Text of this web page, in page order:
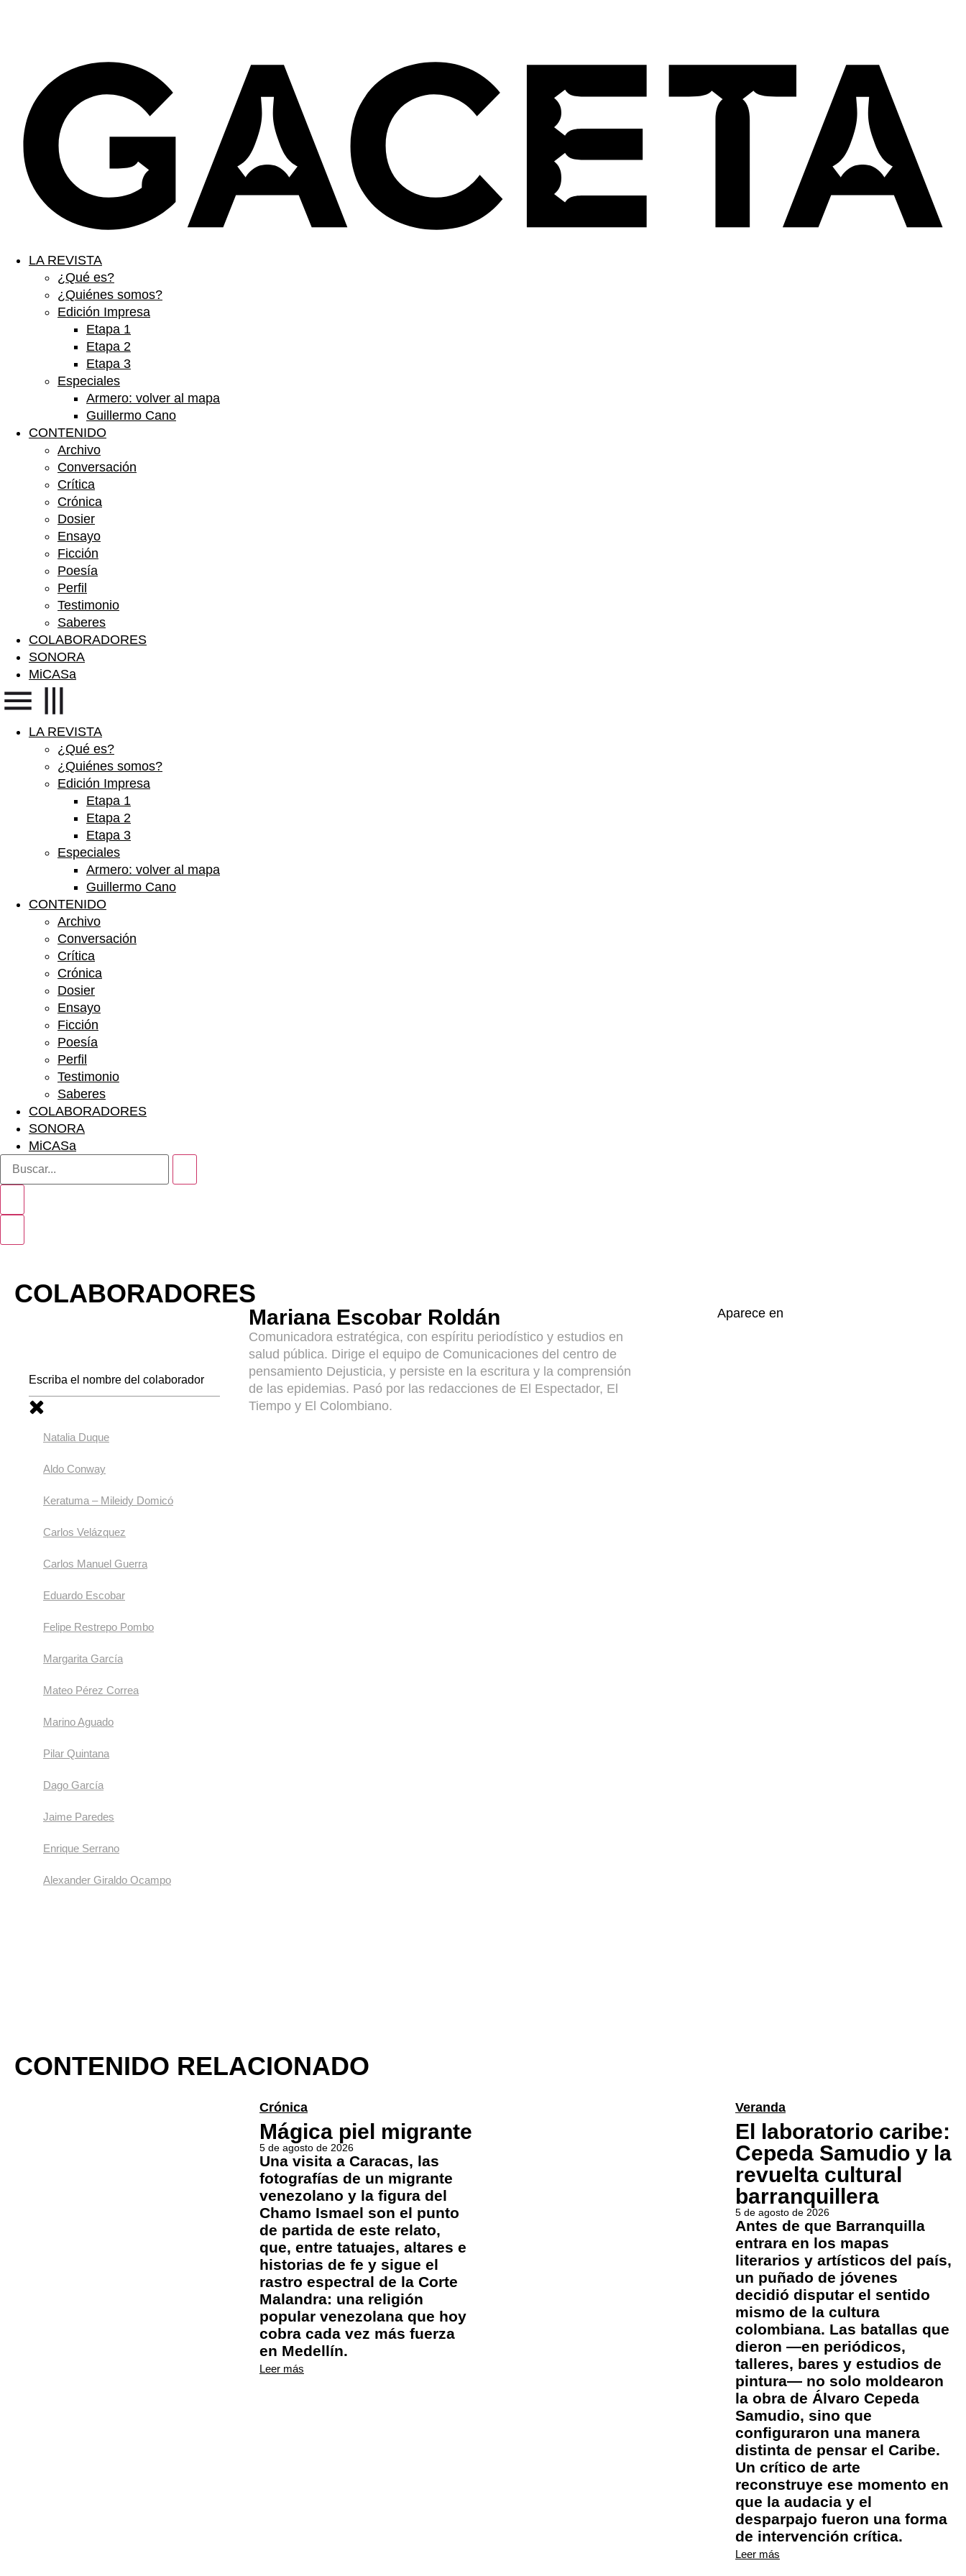
LA REVISTA
¿Qué es?
¿Quiénes somos?
Edición Impresa
Etapa 1
Etapa 2
Etapa 3
Especiales
Armero: volver al mapa
Guillermo Cano
CONTENIDO
Archivo
Conversación
Crítica
Crónica
Dosier
Ensayo
Ficción
Poesía
Perfil
Testimonio
Saberes
COLABORADORES
SONORA
MiCASa
LA REVISTA
¿Qué es?
¿Quiénes somos?
Edición Impresa
Etapa 1
Etapa 2
Etapa 3
Especiales
Armero: volver al mapa
Guillermo Cano
CONTENIDO
Archivo
Conversación
Crítica
Crónica
Dosier
Ensayo
Ficción
Poesía
Perfil
Testimonio
Saberes
COLABORADORES
SONORA
MiCASa
COLABORADORES
Natalia Duque
Aldo Conway
Keratuma – Mileidy Domicó
Carlos Velázquez
Carlos Manuel Guerra
Eduardo Escobar
Felipe Restrepo Pombo
Margarita García
Mateo Pérez Correa
Marino Aguado
Pilar Quintana
Dago García
Jaime Paredes
Enrique Serrano
Alexander Giraldo Ocampo
Mariana Escobar Roldán
Comunicadora estratégica, con espíritu periodístico y estudios en
salud pública. Dirige el equipo de Comunicaciones del centro de
pensamiento Dejusticia, y persiste en la escritura y la comprensión
de las epidemias. Pasó por las redacciones de El Espectador, El
Tiempo y El Colombiano.
Aparece en
CONTENIDO RELACIONADO
Crónica
Mágica piel migrante
5 de agosto de 2026
Una visita a Caracas, las
fotografías de un migrante
venezolano y la figura del
Chamo Ismael son el punto
de partida de este relato,
que, entre tatuajes, altares e
historias de fe y sigue el
rastro espectral de la Corte
Malandra: una religión
popular venezolana que hoy
cobra cada vez más fuerza
en Medellín.
Leer más
Veranda
El laboratorio caribe:
Cepeda Samudio y la
revuelta cultural
barranquillera
5 de agosto de 2026
Antes de que Barranquilla
entrara en los mapas
literarios y artísticos del país,
un puñado de jóvenes
decidió disputar el sentido
mismo de la cultura
colombiana. Las batallas que
dieron —en periódicos,
talleres, bares y estudios de
pintura— no solo moldearon
la obra de Álvaro Cepeda
Samudio, sino que
configuraron una manera
distinta de pensar el Caribe.
Un crítico de arte
reconstruye ese momento en
que la audacia y el
desparpajo fueron una forma
de intervención crítica.
Leer más